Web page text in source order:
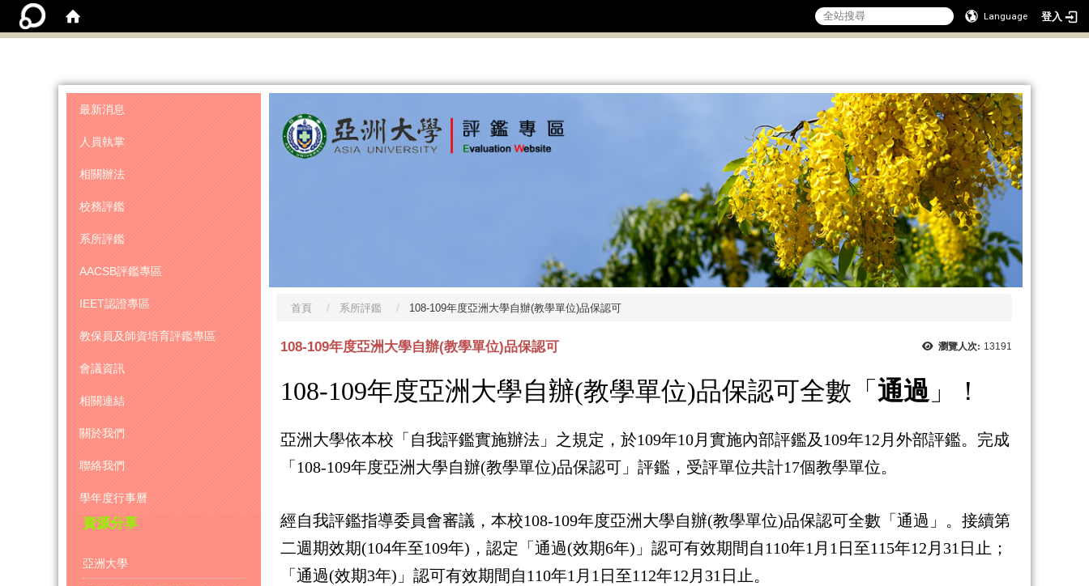
Language 登入
最新消息
人員執掌
相關辦法
校務評鑑
系所評鑑
AACSB評鑑專區
IEET認證專區
教保員及師資培育評鑑專區
會議資訊
相關連結
關於我們
聯絡我們
學年度行事曆
資源分享
亞洲大學
首頁 系所評鑑 108-109年度亞洲大學自辦(教學單位)品保認可
瀏覽人次: 13191
108-109年度亞洲大學自辦(教學單位)品保認可
108-109年度亞洲大學自辦(教學單位)品保認可全數「 通過 」！
亞洲大學依本校「自我評鑑實施辦法」之規定，於109年10月實施內部評鑑及109年12月外部評鑑。完成
「108-109年度亞洲大學自辦(教學單位)品保認可」評鑑，受評單位共計17個教學單位。
經自我評鑑指導委員會審議，本校108-109年度亞洲大學自辦(教學單位)品保認可全數「通過」。接續第
二週期效期(104年至109年)， 認定「通過(效期6年)」認可有效期間自110年1月1日至115年12月31日止；
「通過(效期3年)」 認可有效期間自110年1月1日至112年12月31日 止。